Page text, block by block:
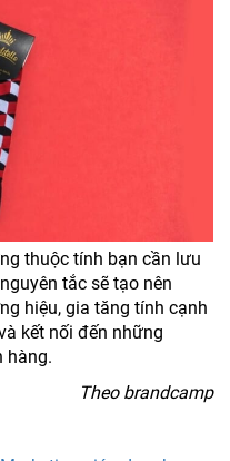
thuộc tính bạn cần lưu
tắc sẽ tạo nên
hiệu, gia tăng tính cạnh
kết nối đến những
hàng.
Theo brandcamp